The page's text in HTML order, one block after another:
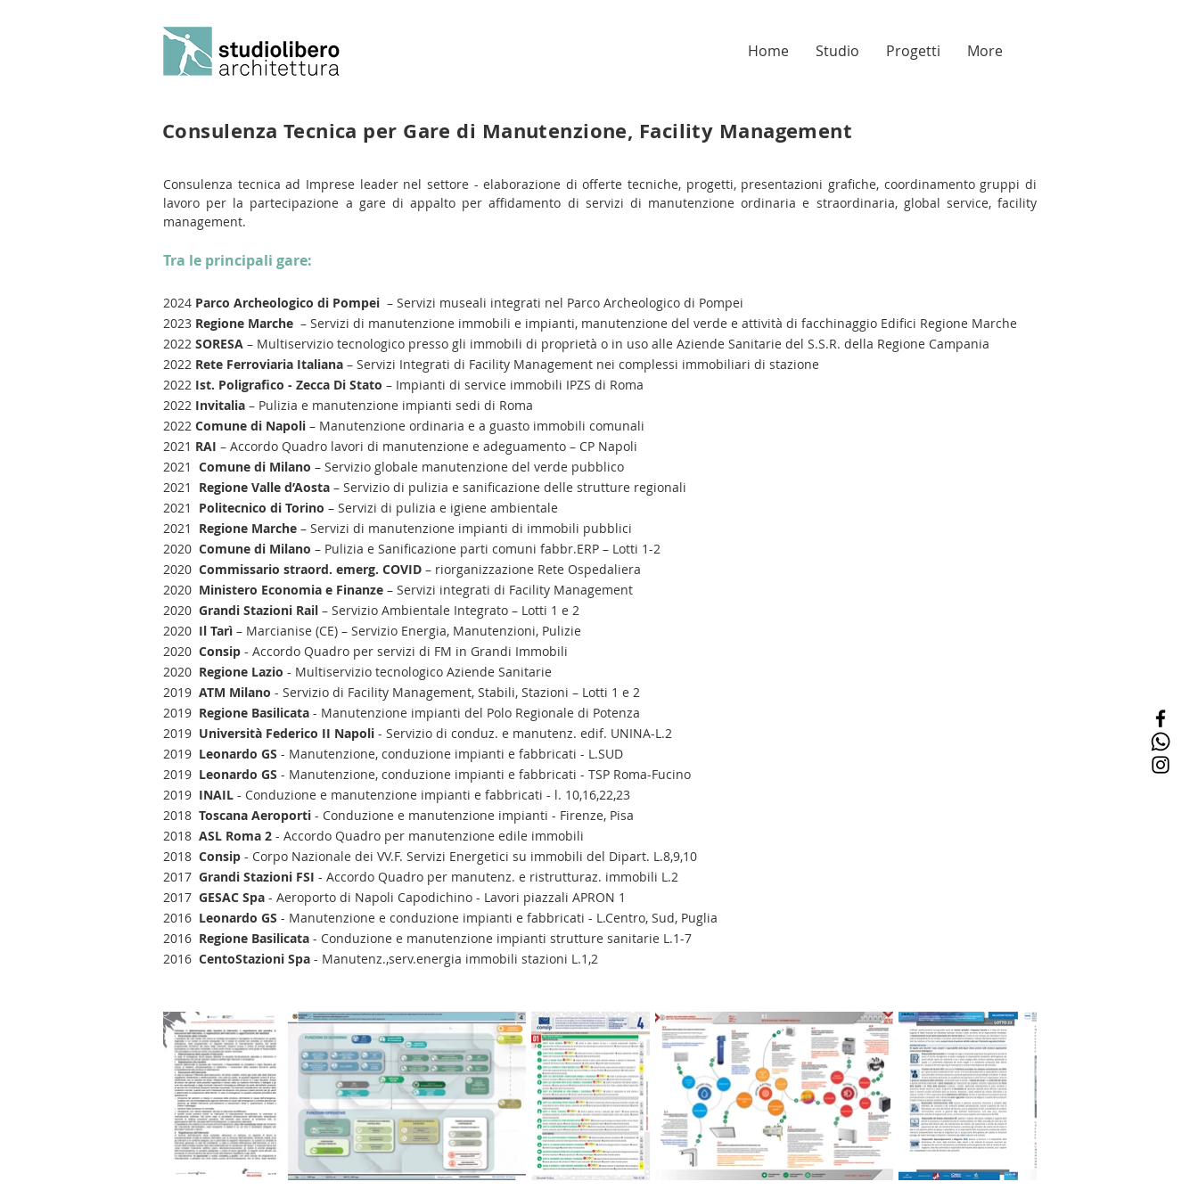
Home Studio Progetti More
Consulenza Tecnica per Gare di Manutenzione, Facility Management
Consulenza tecnica ad Imprese leader nel settore - elaborazione di offerte tecniche, progetti, presentazioni grafiche, coordinamento gruppi di
lavoro per la partecipazione a gare di appalto per affidamento di servizi di manutenzione ordinaria e straordinaria, global service, facility
management.
Tra le principali gare:
2024 Parco Archeologico di Pompei – Servizi museali integrati nel Parco Archeologico di Pompei
2023 Regione Marche – Servizi di manutenzione immobili e impianti, manutenzione del verde e attività di facchinaggio Edifici Regione Marche
2022 SORESA – Multiservizio tecnologico presso gli immobili di proprietà o in uso alle Aziende Sanitarie del S.S.R. della Regione Campania
2022 Rete Ferroviaria Italiana – Servizi Integrati di Facility Management nei complessi immobiliari di stazione
2022 Ist. Poligrafico - Zecca Di Stato – Impianti di service immobili IPZS di Roma
2022 Invitalia – Pulizia e manutenzione impianti sedi di Roma
2022 Comune di Napoli – Manutenzione ordinaria e a guasto immobili comunali
2021 RAI – Accordo Quadro lavori di manutenzione e adeguamento – CP Napoli
2021 Comune di Milano – Servizio globale manutenzione del verde pubblico
2021 Regione Valle d’Aosta – Servizio di pulizia e sanificazione delle strutture regionali
2021 Politecnico di Torino – Servizi di pulizia e igiene ambientale
2021 Regione Marche – Servizi di manutenzione impianti di immobili pubblici
2020 Comune di Milano – Pulizia e Sanificazione parti comuni fabbr.ERP – Lotti 1-2
2020 Commissario straord. emerg. COVID – riorganizzazione Rete Ospedaliera
2020 Ministero Economia e Finanze – Servizi integrati di Facility Management
2020 Grandi Stazioni Rail – Servizio Ambientale Integrato – Lotti 1 e 2
2020 Il Tarì – Marcianise (CE) – Servizio Energia, Manutenzioni, Pulizie
2020 Consip - Accordo Quadro per servizi di FM in Grandi Immobili
2020 Regione Lazio - Multiservizio tecnologico Aziende Sanitarie
2019 ATM Milano - Servizio di Facility Management, Stabili, Stazioni – Lotti 1 e 2
2019 Regione Basilicata - Manutenzione impianti del Polo Regionale di Potenza
2019 Università Federico II Napoli - Servizio di conduz. e manutenz. edif. UNINA-L.2
2019 Leonardo GS - Manutenzione, conduzione impianti e fabbricati - L.SUD
2019 Leonardo GS - Manutenzione, conduzione impianti e fabbricati - TSP Roma-Fucino
2019 INAIL - Conduzione e manutenzione impianti e fabbricati - l. 10,16,22,23
2018 Toscana Aeroporti - Conduzione e manutenzione impianti - Firenze, Pisa
2018 ASL Roma 2 - Accordo Quadro per manutenzione edile immobili
2018 Consip - Corpo Nazionale dei VV.F. Servizi Energetici su immobili del Dipart. L.8,9,10
2017 Grandi Stazioni FSI - Accordo Quadro per manutenz. e ristrutturaz. immobili L.2
2017 GESAC Spa - Aeroporto di Napoli Capodichino - Lavori piazzali APRON 1
2016 Leonardo GS - Manutenzione e conduzione impianti e fabbricati - L.Centro, Sud, Puglia
2016 Regione Basilicata - Conduzione e manutenzione impianti strutture sanitarie L.1-7
2016 CentoStazioni Spa - Manutenz.,serv.energia immobili stazioni L.1,2